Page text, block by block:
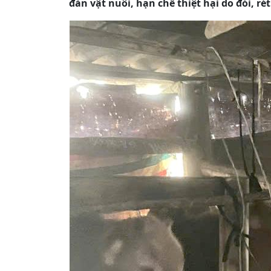
đàn vật nuôi, hạn chế thiệt hại do đói,